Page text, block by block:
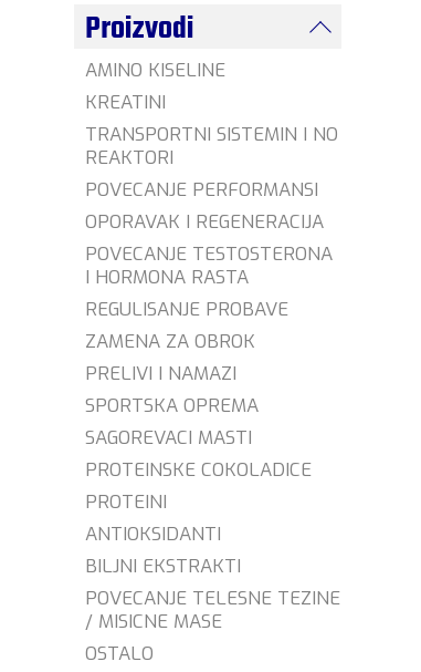
Proizvodi
AMINO KISELINE
KREATINI
TRANSPORTNI SISTEMIN I NO
REAKTORI
POVECANJE PERFORMANSI
OPORAVAK I REGENERACIJA
POVECANJE TESTOSTERONA
I HORMONA RASTA
REGULISANJE PROBAVE
ZAMENA ZA OBROK
PRELIVI I NAMAZI
SPORTSKA OPREMA
SAGOREVACI MASTI
PROTEINSKE COKOLADICE
PROTEINI
ANTIOKSIDANTI
BILJNI EKSTRAKTI
POVECANJE TELESNE TEZINE
/ MISICNE MASE
OSTALO